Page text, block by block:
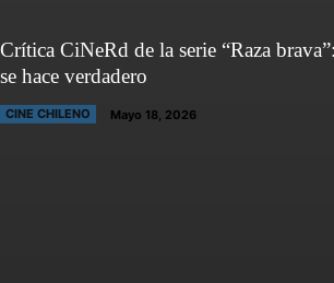
Crítica CiNeRd de la serie “Raza
se hace verdadero
CINE CHILENO Mayo 18, 2026